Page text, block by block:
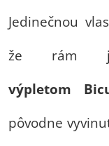
Jedinečnou
že rám je
výpletom
pôvodne